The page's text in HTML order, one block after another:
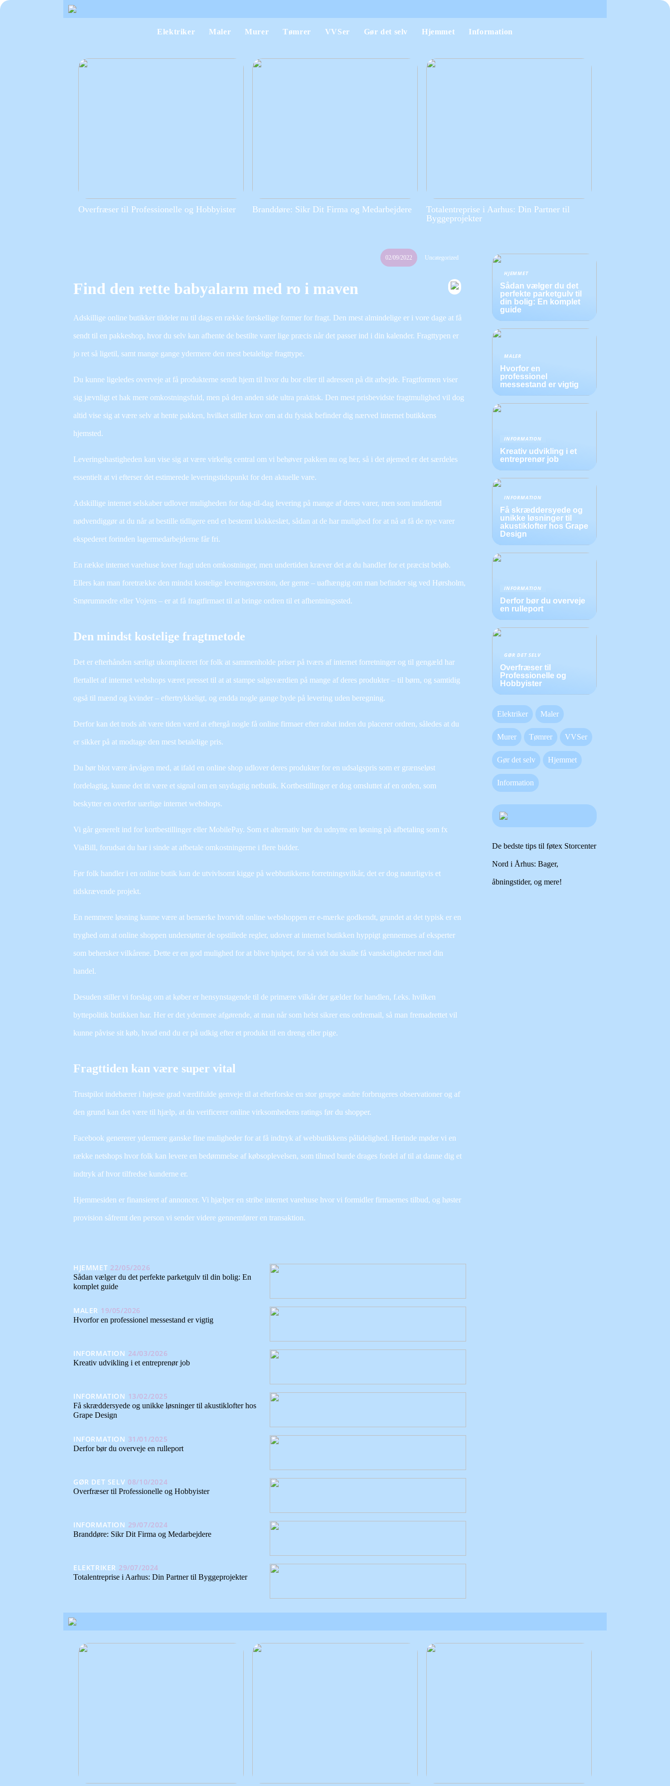
Elektriker Maler Murer Tømrer VVSer Gør det selv Hjemmet Information
Overfræser til Professionelle og Hobbyister Branddøre: Sikr Dit Firma og Medarbejdere
Totalentreprise i Aarhus: Din Partner til
Byggeprojekter
02/09/2022 Uncategorized
Find den rette babyalarm med ro i maven
Adskillige online butikker tildeler nu til dags en række forskellige former for fragt. Den mest almindelige er i vore dage at få
sendt til en pakkeshop, hvor du selv kan afhente de bestilte varer lige præcis når det passer ind i din kalender. Fragttypen er
jo ret så ligetil, samt mange gange ydermere den mest betalelige fragttype.
Du kunne ligeledes overveje at få produkterne sendt hjem til hvor du bor eller til adressen på dit arbejde. Fragtformen viser
sig jævnligt et hak mere omkostningsfuld, men på den anden side ultra praktisk. Den mest prisbevidste fragtmulighed vil dog
altid vise sig at være selv at hente pakken, hvilket stiller krav om at du fysisk befinder dig nærved internet butikkens
hjemsted.
Leveringshastigheden kan vise sig at være virkelig central om vi behøver pakken nu og her, så i det øjemed er det særdeles
essentielt at vi efterser det estimerede leveringstidspunkt for den aktuelle vare.
Adskillige internet selskaber udlover muligheden for dag-til-dag levering på mange af deres varer, men som imidlertid
nødvendiggør at du når at bestille tidligere end et bestemt klokkeslæt, sådan at de har mulighed for at nå at få de nye varer
ekspederet forinden lagermedarbejderne får fri.
En række internet varehuse lover fragt uden omkostninger, men undertiden kræver det at du handler for et præcist beløb.
Ellers kan man foretrække den mindst kostelige leveringsversion, der gerne – uafhængig om man befinder sig ved Hørsholm,
Smørumnedre eller Vojens – er at få fragtfirmaet til at bringe ordren til et afhentningssted.
Den mindst kostelige fragtmetode
Det er efterhånden særligt ukompliceret for folk at sammenholde priser på tværs af internet forretninger og til gengæld har
flertallet af internet webshops været presset til at at stampe salgsværdien på mange af deres produkter – til børn, og samtidig
også til mænd og kvinder – eftertrykkeligt, og endda nogle gange byde på levering uden beregning.
Derfor kan det trods alt være tiden værd at eftergå nogle få online firmaer efter rabat inden du placerer ordren, således at du
er sikker på at modtage den mest betalelige pris.
Du bør blot være årvågen med, at ifald en online shop udlover deres produkter for en udsalgspris som er grænseløst
fordelagtig, kunne det tit være et signal om en snydagtig netbutik. Kortbestillinger er dog omsluttet af en orden, som
beskytter en overfor uærlige internet webshops.
Vi går generelt ind for kortbestillinger eller MobilePay. Som et alternativ bør du udnytte en løsning på afbetaling som fx
ViaBill, forudsat du har i sinde at afbetale omkostningerne i flere bidder.
Før folk handler i en online butik kan de utvivlsomt kigge på webbutikkens forretningsvilkår, det er dog naturligvis et
tidskrævende projekt.
En nemmere løsning kunne være at bemærke hvorvidt online webshoppen er e-mærke godkendt, grundet at det typisk er en
tryghed om at online shoppen understøtter de opstillede regler, udover at internet butikken hyppigt gennemses af eksperter
som behersker vilkårene. Dette er en god mulighed for at blive hjulpet, for så vidt du skulle få vanskeligheder med din
handel.
Desuden stiller vi forslag om at køber er hensynstagende til de primære vilkår der gælder for handlen, f.eks. hvilken
byttepolitik butikken har. Her er det ydermere afgørende, at man når som helst sikrer ens ordremail, så man fremadrettet vil
kunne påvise sit køb, hvad end du er på udkig efter et produkt til en dreng eller pige.
Fragttiden kan være super vital
Trustpilot indebærer i højeste grad værdifulde genveje til at efterforske en stor gruppe andre forbrugeres observationer og af
den grund kan det være til hjælp, at du verificerer online virksomhedens ratings før du shopper.
Facebook genererer ydermere ganske fine muligheder for at få indtryk af webbutikkens pålidelighed. Herinde møder vi en
række netshops hvor folk kan levere en bedømmelse af købsoplevelsen, som tilmed burde drages fordel af til at danne dig et
indtryk af hvor tilfredse kunderne er.
Hjemmesiden er finansieret af annoncer. Vi hjælper en stribe internet varehuse hvor vi formidler firmaernes tilbud, og høster
provision såfremt den person vi sender videre gennemfører en transaktion.
HJEMMET 22/05/2026
Sådan vælger du det perfekte parketgulv til din bolig: En
komplet guide
MALER 19/05/2026
Hvorfor en professionel messestand er vigtig
INFORMATION 24/03/2026
Kreativ udvikling i et entreprenør job
INFORMATION 13/02/2025
Få skræddersyede og unikke løsninger til akustiklofter hos
Grape Design
INFORMATION 31/01/2025
Derfor bør du overveje en rulleport
GØR DET SELV 08/10/2024
Overfræser til Professionelle og Hobbyister
INFORMATION 29/07/2024
Branddøre: Sikr Dit Firma og Medarbejdere
ELEKTRIKER 29/07/2024
Totalentreprise i Aarhus: Din Partner til Byggeprojekter
HJEMMET
Sådan vælger du det
perfekte parketgulv til
din bolig: En komplet
guide
MALER
Hvorfor en
professionel
messestand er vigtig
INFORMATION
Kreativ udvikling i et
entreprenør job
INFORMATION
Få skræddersyede og
unikke løsninger til
akustiklofter hos Grape
Design
INFORMATION
Derfor bør du overveje
en rulleport
GØR DET SELV
Overfræser til
Professionelle og
Hobbyister
Elektriker Maler
Murer Tømrer VVSer
Gør det selv Hjemmet
Information
De bedste tips til føtex Storcenter
Nord i Århus: Bager,
åbningstider, og mere!